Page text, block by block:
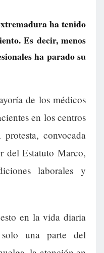
ha tenido
Es decir, menos
ha parado su
de los médicos
en los centros
convocada
del Estatuto Marco,
laborales y
en la vida diaria
una parte del